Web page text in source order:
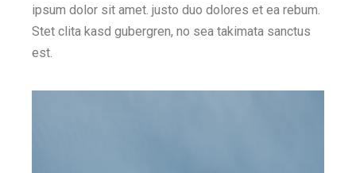
ipsum dolor sit amet. justo duo dolores et ea rebum.
Stet clita kasd gubergren, no sea takimata sanctus
est.